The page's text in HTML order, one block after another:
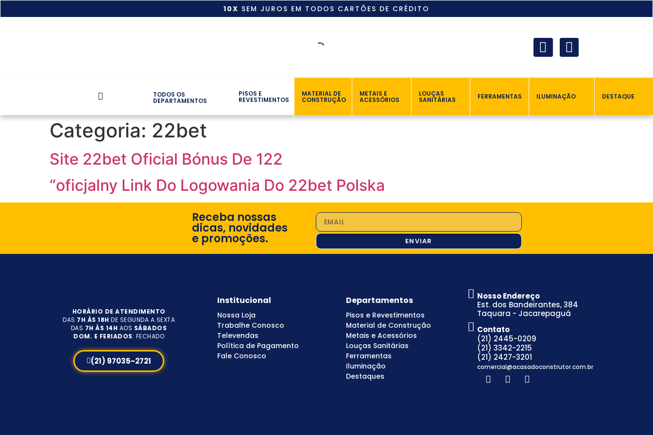
10X SEM JUROS EM TODOS CARTÕES DE CRÉDITO
TODOS OS
DEPARTAMENTOS
PISOS E
REVESTIMENTOS
MATERIAL DE
CONSTRUÇÃO
METAIS E
ACESSÓRIOS
LOUÇAS
SANITÁRIAS FERRAMENTAS ILUMINAÇÃO DESTAQUE
Categoria: 22bet
Site 22bet Oficial Bónus De 122
“oficjalny Link Do Logowania Do 22bet Polska
Receba nossas
dicas, novidades
e promoções. ENVIAR
HORÁRIO DE ATENDIMENTO
DAS 7H ÀS 18H DE SEGUNDA A SEXTA
DAS 7H ÀS 14H AOS SÁBADOS
DOM. E FERIADOS: FECHADO
(21) 97035-2721
Institucional
Nossa Loja
Trabalhe Conosco
Televendas
Política de Pagamento
Fale Conosco
Departamentos
Pisos e Revestimentos
Material de Construção
Metais e Acessórios
Louças Sanitárias
Ferramentas
Iluminação
Destaques
Nosso Endereço
Est. dos Bandeirantes, 384
Taquara - Jacarepaguá
Contato
(21) 2445-0209
(21) 3342-2215
(21) 2427-3201
comercial@acasadoconstrutor.com.br